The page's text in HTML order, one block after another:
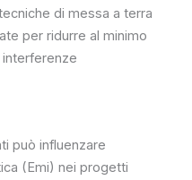
di messa a terra
per ridurre al minimo
interferenze
può influenzare
(Emi) nei progetti